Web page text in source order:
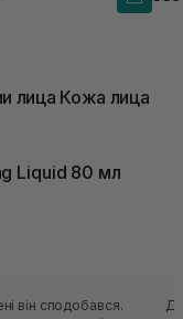
лица Кожа лица
Liquid 80 мл
він сподобався.